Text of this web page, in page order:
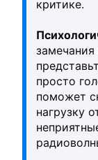
критике.
просто
поможет
нагрузку